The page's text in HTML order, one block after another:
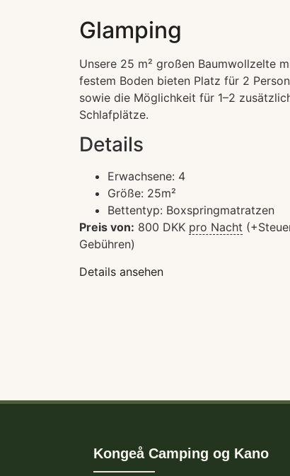
Glamping
Unsere 25 m² großen Baumwollzelte
festem Boden bieten Platz für 2
sowie die Möglichkeit für 1–2
Schlafplätze.
Details
Erwachsene: 4
Größe: 25m²
Bettentyp: Boxspringmatratzen
Preis von: 800 DKK pro Nacht
Gebühren)
Details ansehen
Kongeå Camping og Kano